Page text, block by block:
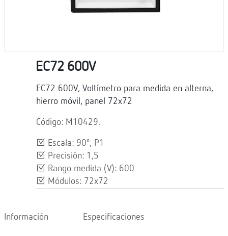
EC72 600V
EC72 600V, Voltímetro para medida en alterna,
hierro móvil, panel 72x72
Código: M10429.
Escala: 90º, P1
Precisión: 1,5
Rango medida (V): 600
Módulos: 72x72
Información Especificaciones